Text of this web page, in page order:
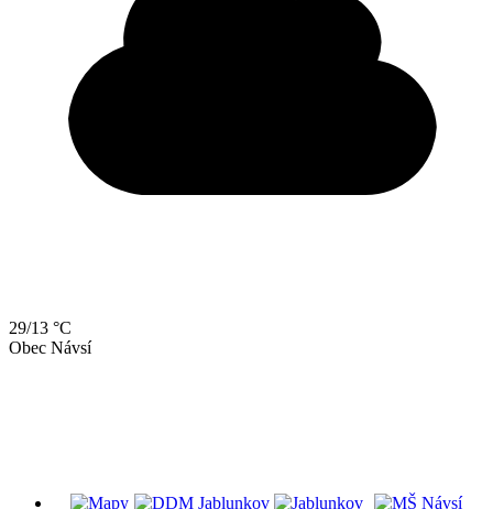
29/13 °C
Obec Návsí